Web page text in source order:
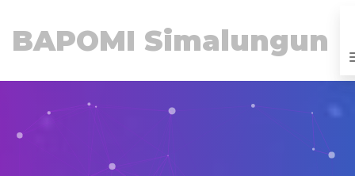
BAPOMI Simalungun